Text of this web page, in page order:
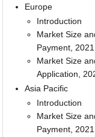
Europe
Introduction
Market Size
Payment,
Market Size
Application,
Asia Pacific
Introduction
Market Size
Payment,